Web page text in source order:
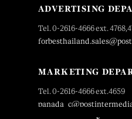
ADVERTISING
Tel. 0-2616-4666 ext.
MARKETING
Tel. 0-2616-4666 ext.4659